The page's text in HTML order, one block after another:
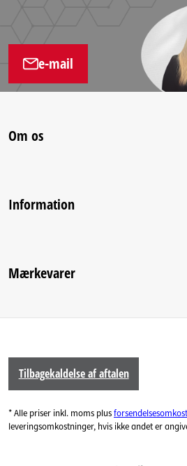
e-mail
Om os
Information
Mærkevarer
Tilbagekaldelse af aftalen
* Alle priser inkl. moms plus
leveringsomkostninger, hvis ikke andet er